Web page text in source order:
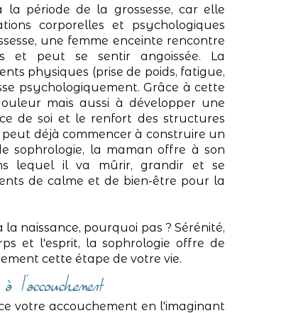
période de la grossesse, car elle
corporelles et psychologiques
une femme enceinte rencontre
et peut se sentir angoissée. La
physiques (prise de poids, fatigue,
psychologiquement. Grâce à cette
mais aussi à développer une
de soi et le renfort des structures
déjà commencer à construire un
sophrologie, la maman offre à son
lequel il va mûrir, grandir et se
de calme et de bien-être pour la
naissance, pourquoi pas ? Sérénité,
et l'esprit, la sophrologie offre de
cette étape de votre vie.
l’accouchement
votre accouchement en l'imaginant